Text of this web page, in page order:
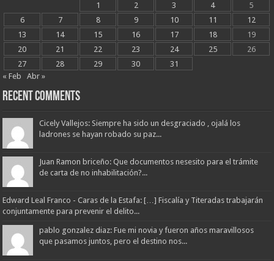
1
2 3 4
5
6
7 8 9 10 11
12
13
14 15 16 17 18
19
20
21 22 23 24 25
26
27
28 29 30
31
« Feb
Abr »
Recent Comments
Cicely Vallejos: Siempre ha sido un desgraciado , ojalá los
ladrones se hayan robado su paz...
Juan Ramon briceño: Que documentos nesesito para el trámite
de carta de no inhabilitación?...
Edward Leal Franco - Caras de la Estafa: […] Fiscalía y Titeradas trabajarán
conjuntamente para prevenir el delito...
pablo gonzalez diaz: Fue mi novia y fueron años maravillosos
que pasamos juntos, pero el destino nos...